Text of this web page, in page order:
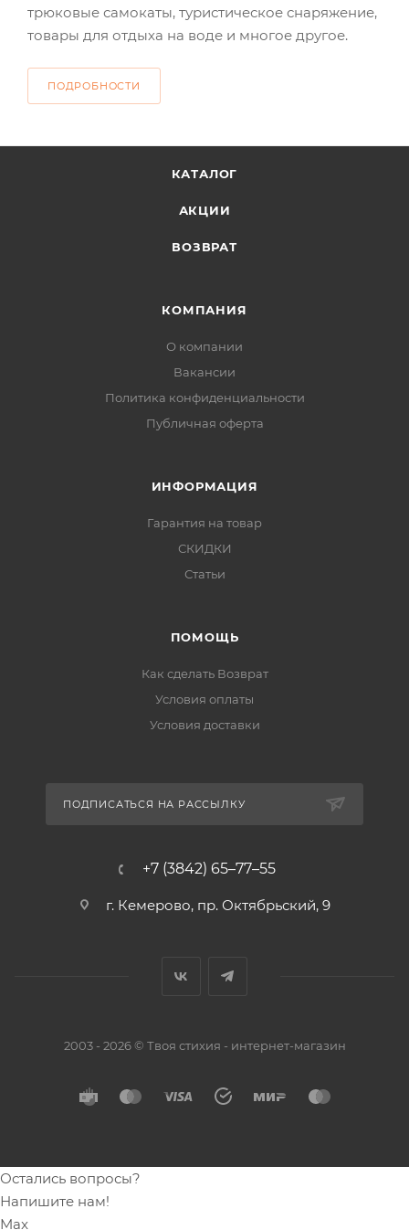
трюковые самокаты, туристическое снаряжение,
товары для отдыха на воде и многое другое.
ПОДРОБНОСТИ
КАТАЛОГ
АКЦИИ
ВОЗВРАТ
КОМПАНИЯ
О компании
Вакансии
Политика конфиденциальности
Публичная оферта
ИНФОРМАЦИЯ
Гарантия на товар
СКИДКИ
Статьи
ПОМОЩЬ
Как сделать Возврат
Условия оплаты
Условия доставки
ПОДПИСАТЬСЯ НА РАССЫЛКУ
+7 (3842) 65–77–55
г. Кемерово, пр. Октябрьский, 9
2003 - 2026 © Твоя стихия - интернет-магазин
Остались вопросы?
Напишите нам!
Max